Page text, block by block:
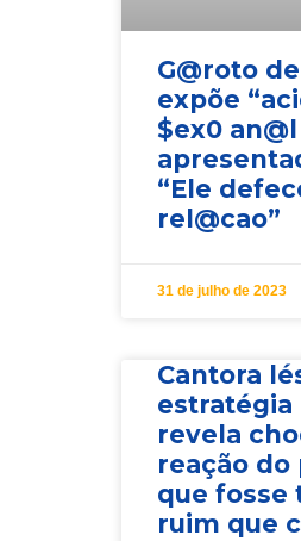
G@roto
expõe
$ex0
“Ele
rel@cao”
31 de julho de 2023
Cantora
estratégia
revela
reação do
que fosse
ruim que